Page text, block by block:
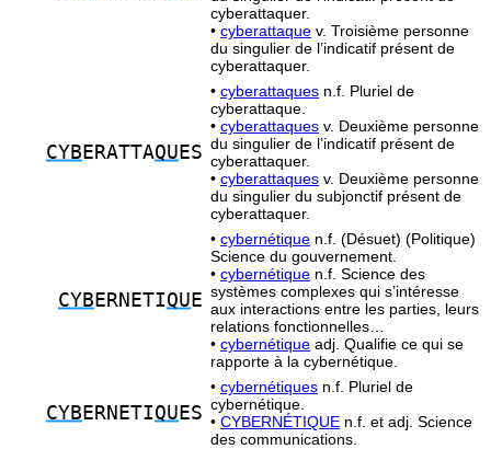
cyberattaquer.
• cyberattaque v. Troisième personne
du singulier de l’indicatif présent de
cyberattaquer.
CYB ERATTAQU ES
• cyberattaques n.f. Pluriel de
cyberattaque.
• cyberattaques v. Deuxième personne
du singulier de l’indicatif présent de
cyberattaquer.
• cyberattaques v. Deuxième personne
du singulier du subjonctif présent de
cyberattaquer.
CYB ERNETIQU E
• cybernétique n.f. (Désuet) (Politique)
Science du gouvernement.
• cybernétique n.f. Science des
systèmes complexes qui s’intéresse
aux interactions entre les parties, leurs
relations fonctionnelles…
• cybernétique adj. Qualifie ce qui se
rapporte à la cybernétique.
CYB ERNETIQU ES
• cybernétiques n.f. Pluriel de
cybernétique.
• CYBERNÉTIQUE n.f. et adj. Science
des communications.